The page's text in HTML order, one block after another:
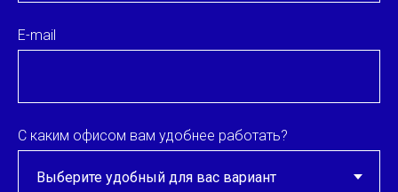
E-mail
С каким офисом вам удобнее работать?